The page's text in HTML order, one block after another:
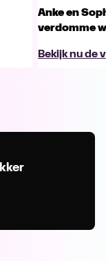
Anke en
verdomme
Bekijk nu de